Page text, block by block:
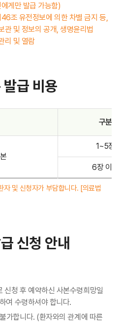
게만 발급 가능함)
조 유전정보에 의한 차별 금지 등,
관 및 정보의 공개, 생명윤리법
리 및 열람
급 비용
구분
1~5장
6장 이상
자 및 신청자가 부담합니다. [의료법
신청 안내
신청 후 예약하신 사본수령희망일
여 수령하셔야 합니다.
가합니다. (환자와의 관계에 따른